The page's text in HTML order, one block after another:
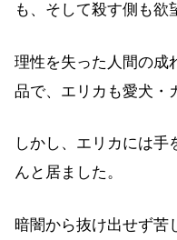
も、そして殺す側も欲
理性を失った人間の成
品で、エリカも愛犬・
しかし、エリカには手
んと居ました。
暗闇から抜け出せず苦